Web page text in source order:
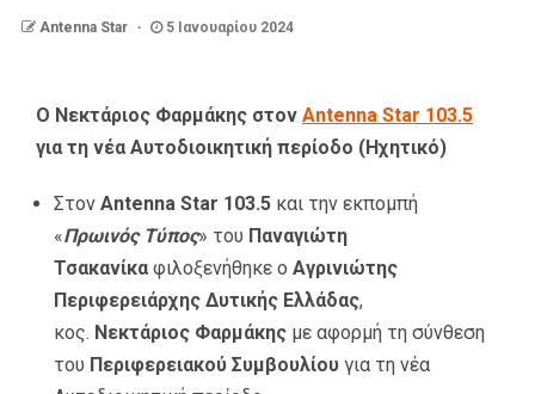
Antenna Star 5 Ιανουαρίου 2024
Ο Νεκτάριος Φαρμάκης στον Antenna Star 103.5
για τη νέα Αυτοδιοικητική περίοδο (Ηχητικό)
Στον Antenna Star 103.5 και την εκπομπή
«Πρωινός Τύπος» του Παναγιώτη
Τσακανίκα φιλοξενήθηκε ο Αγρινιώτης
Περιφερειάρχης Δυτικής Ελλάδας,
κος. Νεκτάριος Φαρμάκης με αφορμή τη σύνθεση
του Περιφερειακού Συμβουλίου για τη νέα